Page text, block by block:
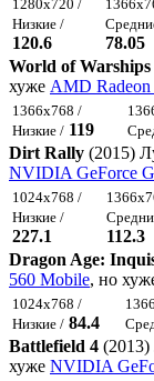
1280x720 /
Низкие /
120.6 78.05
World of Warships
хуже AMD
1366x768 /
Низкие / 119
Dirt Rally (2015)
NVIDIA GeForce
1024x768 /
Низкие /
227.1 112.3
Dragon Age:
560 Mobile, но
1024x768 /
Низкие / 84.4
Battlefield 4
хуже NVIDIA